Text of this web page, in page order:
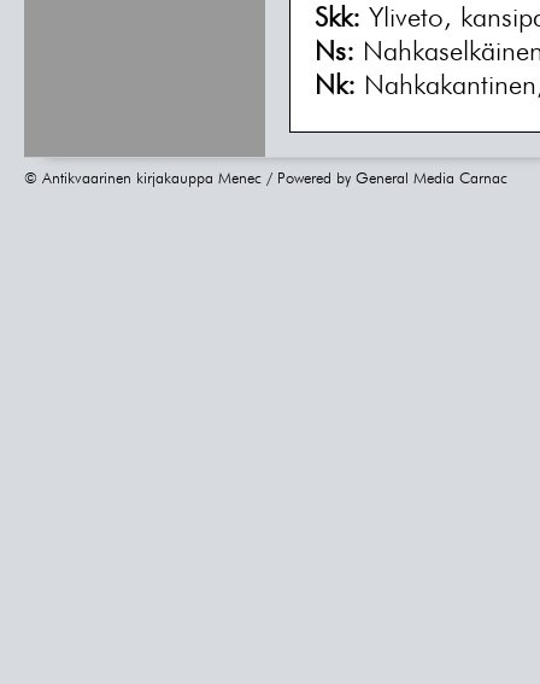
Skk: Yliveto,
Ns:
Nk:
© Antikvaarinen kirjakauppa Menec / Powered by General Media Carnac